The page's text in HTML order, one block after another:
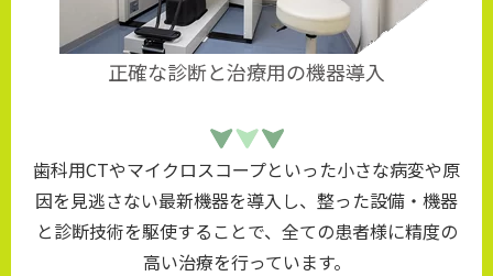
正確な診断と治療用の機器導入
歯科用CTやマイクロスコープといった小さな病変や原
因を見逃さない最新機器を導入し、整った設備・機器
と診断技術を駆使することで、全ての患者様に精度の
高い治療を行っています。